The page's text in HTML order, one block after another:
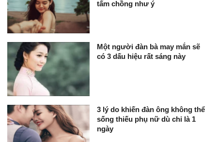
tấm chồng như ý
Một người đàn bà may mắn sẽ
có 3 dấu hiệu rất sáng này
3 lý do khiến đàn ông không thể
sống thiếu phụ nữ dù chỉ là 1
ngày